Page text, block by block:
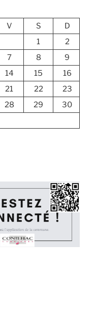
V S
D
1
2
7 8
9
14 15
16
21 22
23
28 29
30